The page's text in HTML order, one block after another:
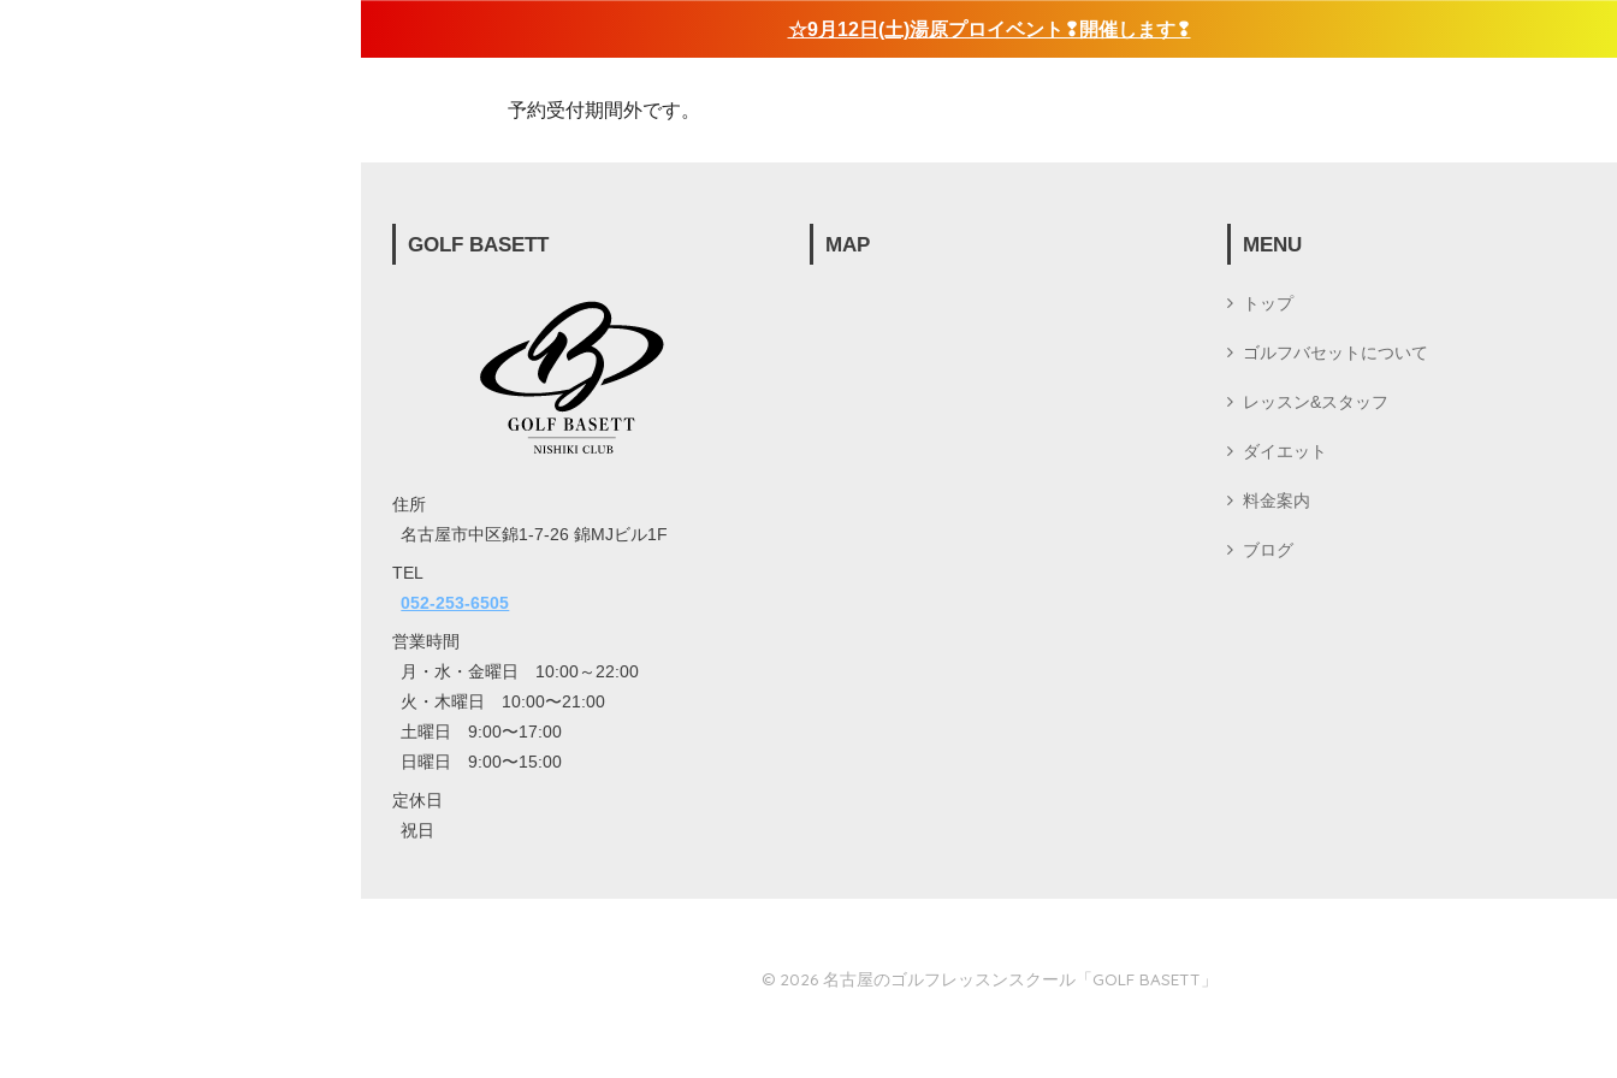
☆9月12日(土)湯原プロイベント❢開催します❢
予約受付期間外です。
GOLF BASETT
住所
名古屋市中区錦1-7-26 錦MJビル1F
TEL
052-253-6505
営業時間
月・水・金曜日 10:00～22:00
火・木曜日 10:00〜21:00
土曜日 9:00〜17:00
日曜日 9:00〜15:00
定休日
祝日
MAP MENU
トップ
ゴルフバセットについて
レッスン&スタッフ
ダイエット
料金案内
ブログ
© 2026 名古屋のゴルフレッスンスクール「GOLF BASETT」